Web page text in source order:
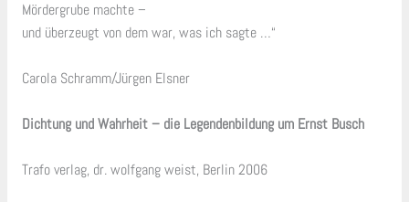
Mördergrube machte –
und überzeugt von dem war, was ich sagte …“
Carola Schramm/Jürgen Elsner
Dichtung und Wahrheit – die Legendenbildung um Ernst Busch
Trafo verlag, dr. wolfgang weist, Berlin 2006